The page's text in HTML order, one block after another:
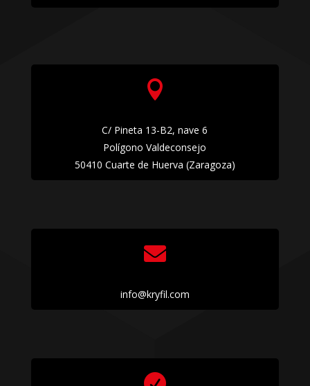

C/ Pineta 13-B2, nave 6
Polígono Valdeconsejo
50410 Cuarte de Huerva (Zaragoza)

info@kryfil.com